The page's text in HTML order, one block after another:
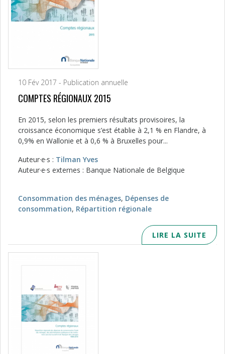
10 Fév 2017 - Publication annuelle
COMPTES RÉGIONAUX 2015
En 2015, selon les premiers résultats provisoires, la
croissance économique s’est établie à 2,1 % en Flandre, à
0,9% en Wallonie et à 0,6 % à Bruxelles pour...
Auteur·e·s : Tilman Yves
Auteur·e·s externes : Banque Nationale de Belgique
Consommation des ménages, Dépenses de
consommation, Répartition régionale
LIRE LA SUITE